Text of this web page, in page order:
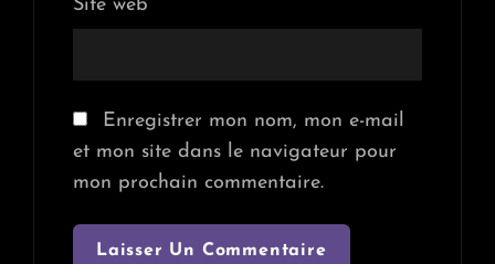
Site web
Enregistrer mon nom, mon e-mail
et mon site dans le navigateur pour
mon prochain commentaire.